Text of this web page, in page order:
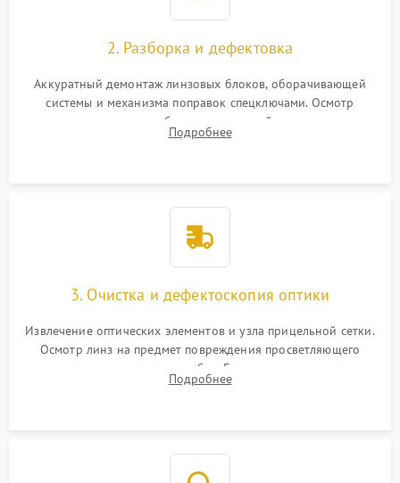
2. Разборка и дефектовка
Аккуратный демонтаж линзовых блоков, оборачивающей
системы и механизма поправок спецключами. Осмотр
внутренних резьбовых соединений, пружин и
уплотнительных колец. Поиск причин люфта, смещения
Подробнее
3. Очистка и дефектоскопия оптики
Извлечение оптических элементов и узла прицельной сетки.
Осмотр линз на предмет повреждения просветляющего
покрытия или появления грибка. Бережная очистка стекол
спецрастворами. Проверка целостности гравированной
Подробнее